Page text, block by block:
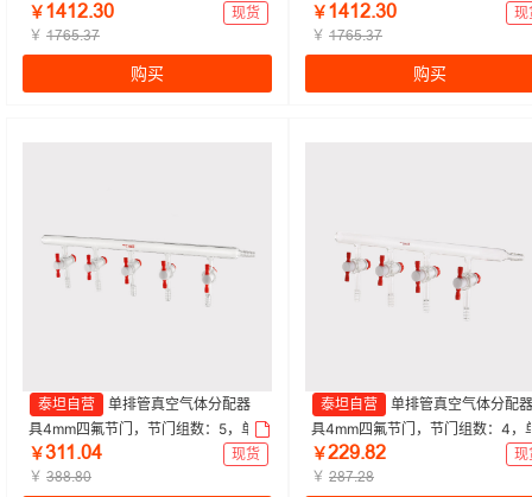
450mm，3小咀，左右前右后 特优
级|450mm，左右前右后|Titan/泰坦 |
1个
￥ ǝȂǝſŤŁř
现货
￥ ǝƚƧœŤŁƚ
购买
450mm，3小咀，右前左右后 特优
级|450mm，右前左右后|Titan/泰
1个
￥ ǝȂǝſŤŁř
现
￥ ǝƚƧœŤŁƚ
购买
泰坦自营
单排管真空气体分配器
具4mm四氟节门，节门组数：5，单
侧导气小咀 特优级|节门组数：5|Tita
n/泰坦 | 1个
￥ŁǝǝŤřȂ
现货
￥ ŁȬȬŤȬř
泰坦自营
单排管真空气体分配器
具4mm四氟节门，节门组数：4，
侧导气小咀 特优级|节门组数：
n/泰坦 | 1个
￥ſſůŤȬſ
现
￥ ſȬƚŤſȬ